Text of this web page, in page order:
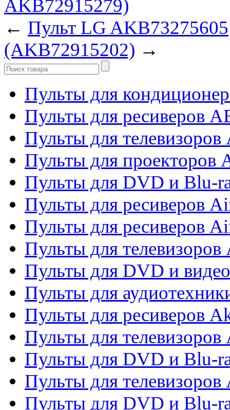
← Пульт LG AKB73275605
(AKB72915202) →
Пульты для
Пульты для ресиверов
Пульты для телевизоров
Пульты для проекторов
Пульты для DVD и Blu-
Пульты для ресиверов
Пульты для ресиверов
Пульты для телевизоров
Пульты для DVD и
Пульты для
Пульты для ресиверов
Пульты для телевизоров
Пульты для DVD и Blu-
Пульты для
Пульты для DVD и Blu-